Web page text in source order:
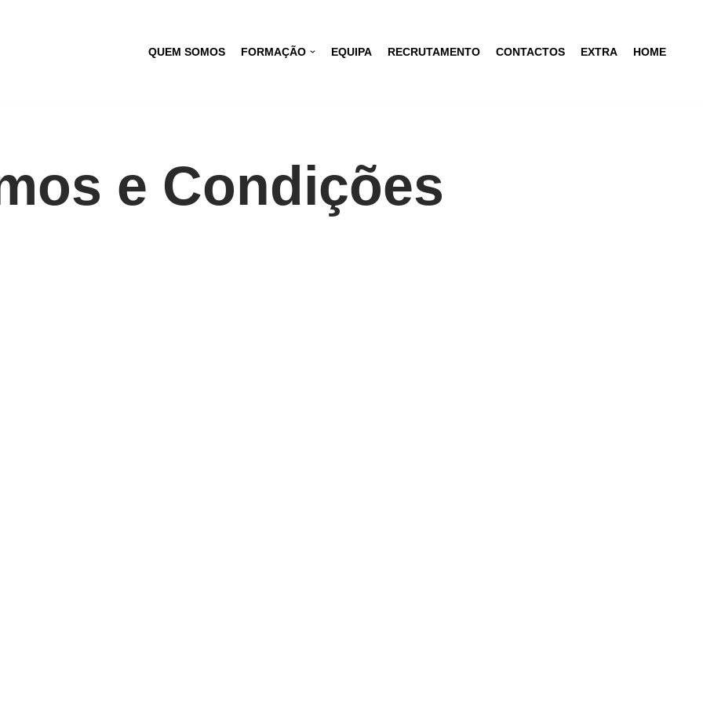
QUEM SOMOS FORMAÇÃO EQUIPA RECRUTAMENTO CONTACTOS EXTRA HOME
e Condições